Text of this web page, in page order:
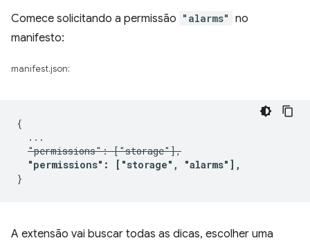
Comece solicitando a permissão "alarms" no
manifesto:
manifest.json:
{
  ...
"permissions": ["storage"],
"permissions": ["storage", "alarms"],
A extensão vai buscar todas as dicas, escolher uma